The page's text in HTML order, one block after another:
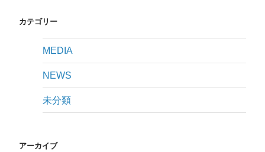
カテゴリー
MEDIA
NEWS
未分類
アーカイブ